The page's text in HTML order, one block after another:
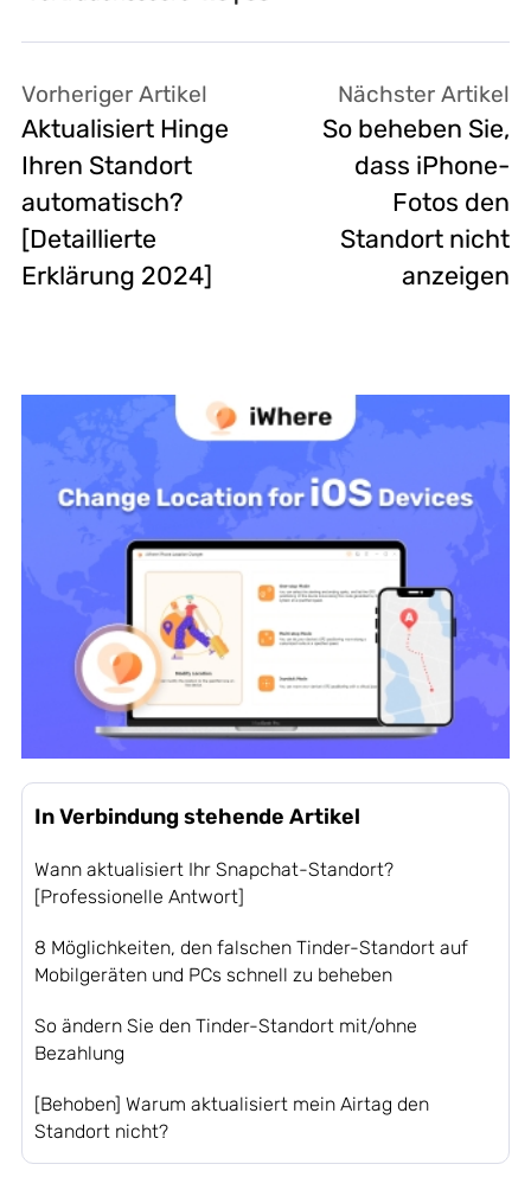
Vorheriger Artikel
Aktualisiert Hinge
Ihren Standort
automatisch?
[Detaillierte
Erklärung 2024]
Nächster Artikel
So beheben Sie,
dass iPhone-
Fotos den
Standort nicht
anzeigen
In Verbindung stehende Artikel
Wann aktualisiert Ihr Snapchat-Standort?
[Professionelle Antwort]
8 Möglichkeiten, den falschen Tinder-Standort auf
Mobilgeräten und PCs schnell zu beheben
So ändern Sie den Tinder-Standort mit/ohne
Bezahlung
[Behoben] Warum aktualisiert mein Airtag den
Standort nicht?